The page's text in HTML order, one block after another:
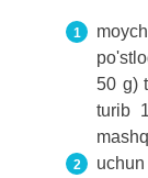
50 g)
turib